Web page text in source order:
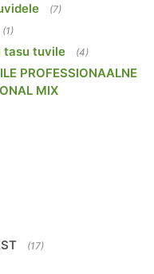
(7)
(1)
tasu tuvile (4)
PROFESSIONAALNE
MIX
(17)